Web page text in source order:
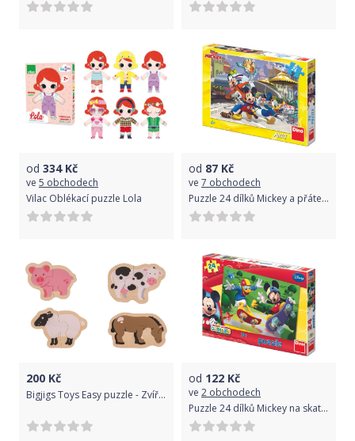
od 334Kč
ve 5 obchodech
Vilac Oblékací puzzle Lola
od 87 Kč
ve 7 obchodech
Puzzle 24 dílků Mickey a přátelé
200 Kč
Bigjigs Toys Easy puzzle - Zvířátka z farmy
od 122 Kč
ve 2 obchodech
Puzzle 24 dílků Mickey na skateboardu